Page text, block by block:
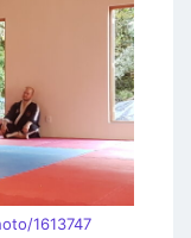
1613747